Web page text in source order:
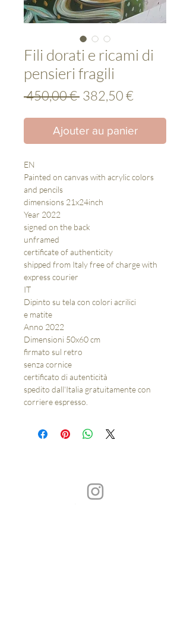
Fili dorati e ricami di
pensieri fragili
450,00 € Prix
382,50 €Prix
Ajouter au panier
EN
Painted on canvas with acrylic colors
and pencils
dimensions 21x24inch
Year 2022
signed on the back
unframed
certificate of authenticity
shipped from Italy free of charge with
express courier
IT
Dipinto su tela con colori acrilici
e matite
Anno 2022
Dimensioni 50x60 cm
firmato sul retro
senza cornice
certificato di autenticità
spedito dall'Italia gratuitamente con
corriere espresso.